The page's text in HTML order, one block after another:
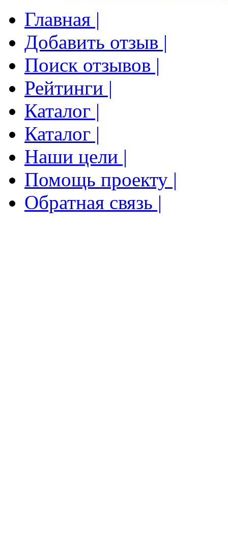
Главная |
Добавить отзыв |
Поиск отзывов |
Рейтинги |
Каталог |
Каталог |
Наши цели |
Помощь проекту |
Обратная связь |